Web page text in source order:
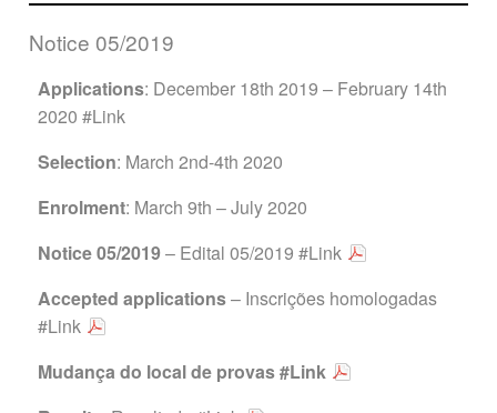
Notice 05/2019
Applications: December 18th 2019 – February 14th
2020 #Link
Selection: March 2nd-4th 2020
Enrolment: March 9th – July 2020
Notice 05/2019– Edital 05/2019 #Link
Accepted applications– Inscrições homologadas
#Link
Mudança do local de provas#Link